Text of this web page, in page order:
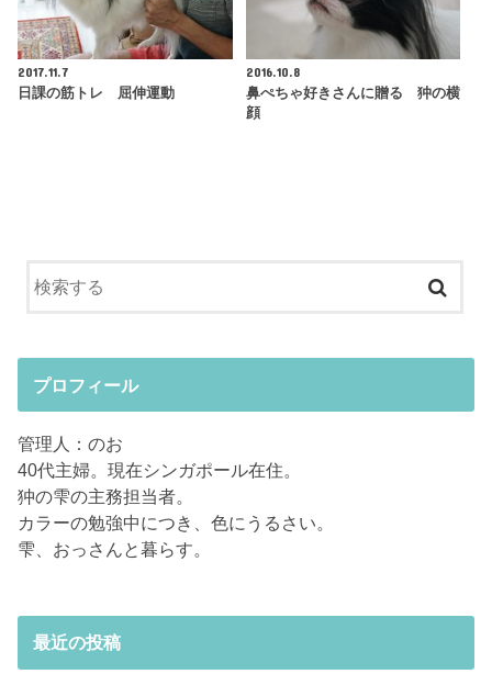
2017.11.7
日課の筋トレ 屈伸運動
2016.10.8
鼻ぺちゃ好きさんに贈る 狆の横
顔
プロフィール
管理人：のお
40代主婦。現在シンガポール在住。
狆の雫の主務担当者。
カラーの勉強中につき、色にうるさい。
雫、おっさんと暮らす。
最近の投稿